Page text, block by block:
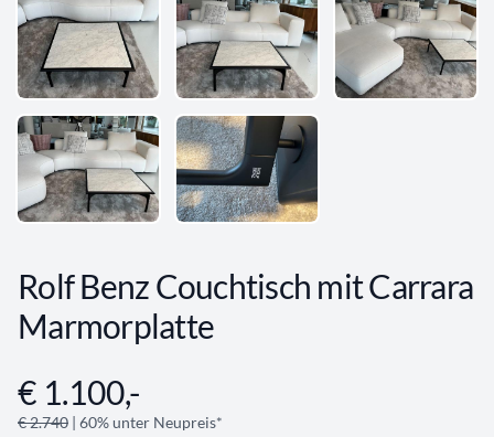
Rolf Benz Couchtisch mit Carrara
Marmorplatte
Angebotsinformationen
€ 1.100,-
€ 2.740 | 60% unter Neupreis*